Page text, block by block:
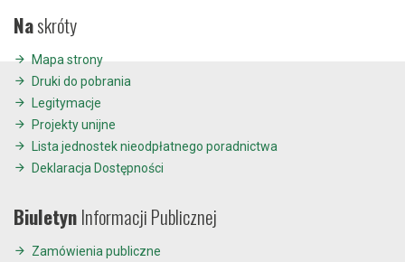
Naskróty
Mapa strony
Druki do pobrania
Legitymacje
Projekty unijne
Lista jednostek nieodpłatnego poradnictwa
Deklaracja Dostępności
BiuletynInformacji Publicznej
Zamówienia publiczne